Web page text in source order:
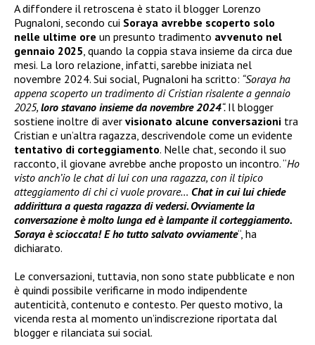
A diffondere il retroscena è stato il blogger Lorenzo
Pugnaloni, secondo cui Soraya avrebbe scoperto solo
nelle ultime ore un presunto tradimento avvenuto nel
gennaio 2025 , quando la coppia stava insieme da circa due
mesi. La loro relazione, infatti, sarebbe iniziata nel
novembre 2024. Sui social, Pugnaloni ha scritto: “Soraya ha
appena scoperto un tradimento di Cristian risalente a gennaio
2025, loro stavano insieme da novembre 2024“. Il blogger
sostiene inoltre di aver visionato alcune conversazioni tra
Cristian e un’altra ragazza, descrivendole come un evidente
tentativo di corteggiamento. Nelle chat, secondo il suo
racconto, il giovane avrebbe anche proposto un incontro. “Ho
visto anch’io le chat di lui con una ragazza, con il tipico
atteggiamento di chi ci vuole provare… Chat in cui lui chiede
addirittura a questa ragazza di vedersi. Ovviamente la
conversazione è molto lunga ed è lampante il corteggiamento.
Soraya è scioccata! E ho tutto salvato ovviamente“, ha
dichiarato.
Le conversazioni, tuttavia, non sono state pubblicate e non
è quindi possibile verificarne in modo indipendente
autenticità, contenuto e contesto. Per questo motivo, la
vicenda resta al momento un’indiscrezione riportata dal
blogger e rilanciata sui social.